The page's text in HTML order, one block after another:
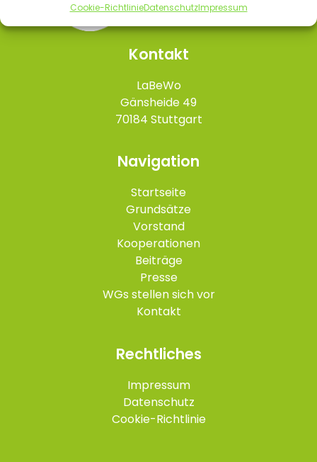
Cookie-RichtlinieDatenschutzImpressum
Kontakt
LaBeWo
Gänsheide 49
70184 Stuttgart
Navigation
Startseite
Grundsätze
Vorstand
Kooperationen
Beiträge
Presse
WGs stellen sich vor
Kontakt
Rechtliches
Impressum
Datenschutz
Cookie-Richtlinie